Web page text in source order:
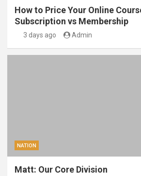
How to Price Your Online
Subscription vs Membership
3 days ago Admin
NATION
Matt: Our Core Division